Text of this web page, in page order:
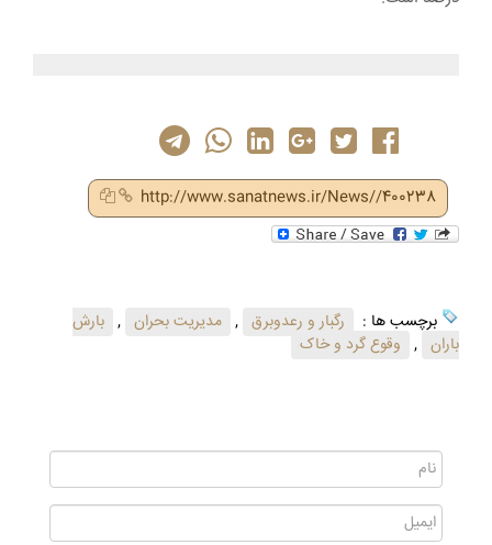
http://www.sanatnews.ir/News//400238
برچسب ها : رگبار و رعدوبرق , مدیریت بحران , بارش
باران , وقوع گرد و خاک